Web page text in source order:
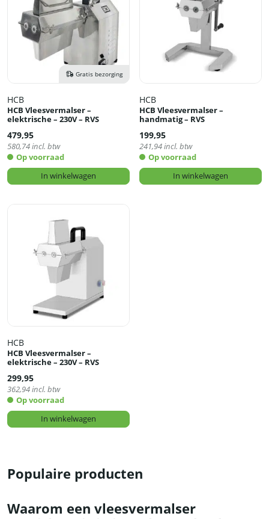
Gratis bezorging
HCB
HCB Vleesvermalser –
elektrische – 230V – RVS
479,95
580,74incl. btw
Op voorraad
In winkelwagen
HCB
HCB Vleesvermalser –
handmatig – RVS
199,95
241,94incl. btw
Op voorraad
In winkelwagen
HCB
HCB Vleesvermalser –
elektrische – 230V – RVS
299,95
362,94incl. btw
Op voorraad
In winkelwagen
Populaire producten
Waarom een vleesvermalser